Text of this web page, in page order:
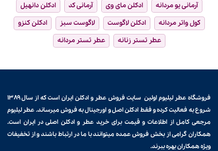
آرمانی یو مردانه
ادکلن مای وی آرمانی کد
ادکلن دانهیل
کول واتر مردانه
ادکلن لاگوست لاگوست سبز
ادکلن کنزو
عطر تستر زنانه
عطر تستر مردانه
فروشگاه عطر لیلیوم اولین سایت فروشعطر و ادکلن
ایران است که از سال ۱۳۸۹
شروع به فعالیت کرده و فقط ادکلن اصل و اورجینال به فروش میرساند. عطر لیلیوم
مرجعی کامل از اطلاعات و قیمت برایخرید عطر و ادکلن اصلی در ایران است.
همکاران گرامی از بخش فروش عمده میتوانند با ما در ارتباط باشند و از تخفیفات
ویژه همکاران بهره ببرند.